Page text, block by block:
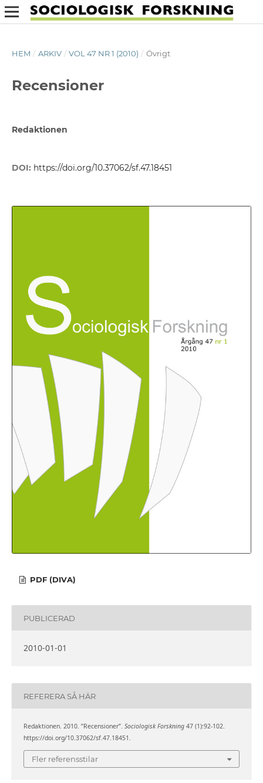
HEM / ARKIV / VOL 47 NR 1 (2010) / Övrigt
Recensioner
Redaktionen
DOI: https://doi.org/10.37062/sf.47.18451
PDF (DIVA)
PUBLICERAD
2010-01-01
REFERERA SÅ HÄR
Redaktionen. 2010. ”Recensioner”. Sociologisk Forskning47 (1):92-102.
https://doi.org/10.37062/sf.47.18451.
Fler referensstilar